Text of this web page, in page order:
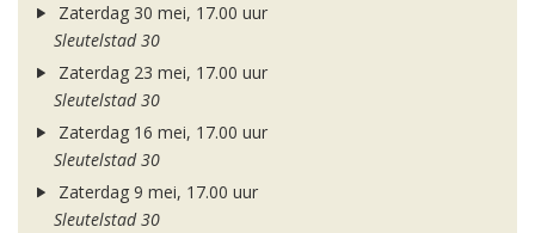
Zaterdag 30 mei, 17.00 uur
Sleutelstad 30
Zaterdag 23 mei, 17.00 uur
Sleutelstad 30
Zaterdag 16 mei, 17.00 uur
Sleutelstad 30
Zaterdag 9 mei, 17.00 uur
Sleutelstad 30